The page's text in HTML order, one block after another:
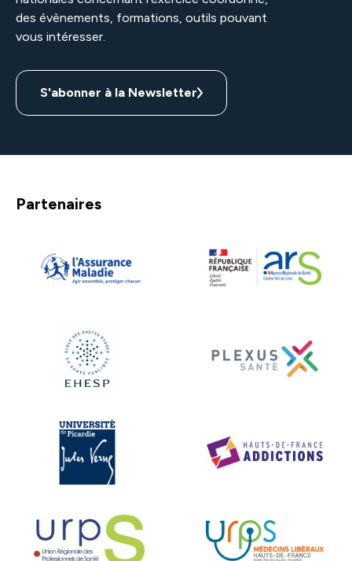
Identifiant ou e-mail
Mot de passe
Mot de passe oublié ?
des évènements, formations, outils pouvant
vous intéresser.
S'abonner à la Newsletter
Partenaires